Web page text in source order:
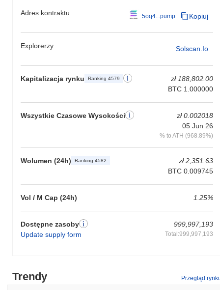
Adres kontraktu 5oq4...pump Kopiuj
Explorerzy Solscan.io
Kapitalizacja rynku Ranking 4579
zł 188,802.00
BTC 1.000000
Wszystkie Czasowe Wysokości
zł 0.002018
05 Jun 26
% to ATH (968.89%)
Wolumen (24h) Ranking 4582
zł 2,351.63
BTC 0.009745
Vol / M Cap (24h) 1.25%
Dostępne zasoby
Update supply form
999,997,193
Total:999,997,193
Trendy Przegląd